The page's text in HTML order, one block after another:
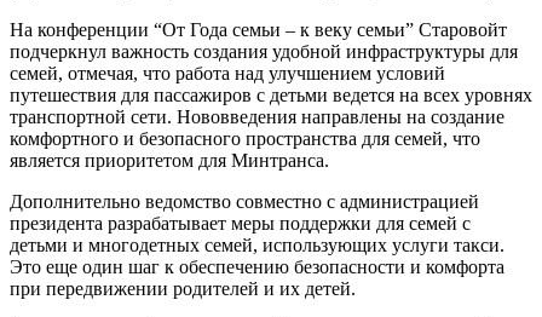
На конференции “От Года семьи – к веку семьи” Старовойт
подчеркнул важность создания удобной инфраструктуры для
семей, отмечая, что работа над улучшением условий
путешествия для пассажиров с детьми ведется на всех уровнях
транспортной сети. Нововведения направлены на создание
комфортного и безопасного пространства для семей, что
является приоритетом для Минтранса.
Дополнительно ведомство совместно с администрацией
президента разрабатывает меры поддержки для семей с
детьми и многодетных семей, использующих услуги такси.
Это еще один шаг к обеспечению безопасности и комфорта
при передвижении родителей и их детей.